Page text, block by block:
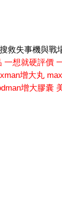
救失事機與戰
一想就硬評價
增大丸
增大膠囊